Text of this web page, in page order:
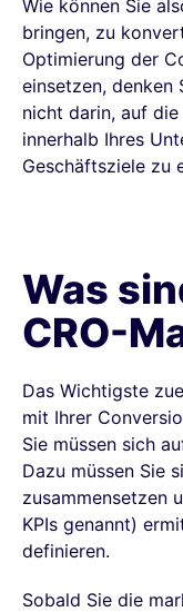
Wie können Sie
bringen, zu
Optimierung der
einsetzen, denken
nicht darin, auf die
innerhalb Ihres
Geschäftsziele zu
Was
CRO-
Das Wichtigste
mit Ihrer
Sie müssen sich
Dazu müssen Sie
zusammensetzen
KPIs genannt)
definieren.
Sobald Sie die